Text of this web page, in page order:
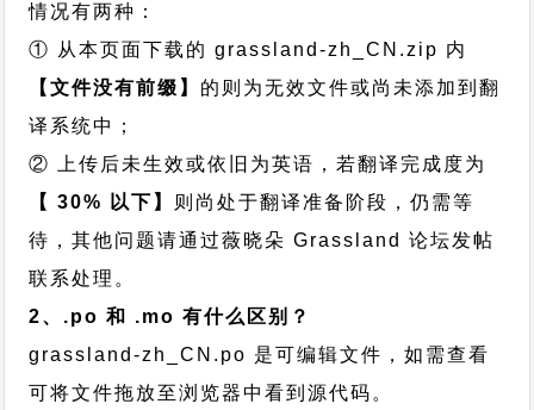
情况有两种：
① 从本页面下载的 grassland-zh_CN.zip 内
【文件没有前缀】 的则为无效文件或尚未添加到翻
译系统中；
② 上传后未生效或依旧为英语，若翻译完成度为
【 30% 以下】 则尚处于翻译准备阶段，仍需等
待，其他问题请通过薇晓朵 Grassland 论坛发帖
联系处理。
2、.po 和 .mo 有什么区别？
grassland-zh_CN.po 是可编辑文件，如需查看
可将文件拖放至浏览器中看到源代码。